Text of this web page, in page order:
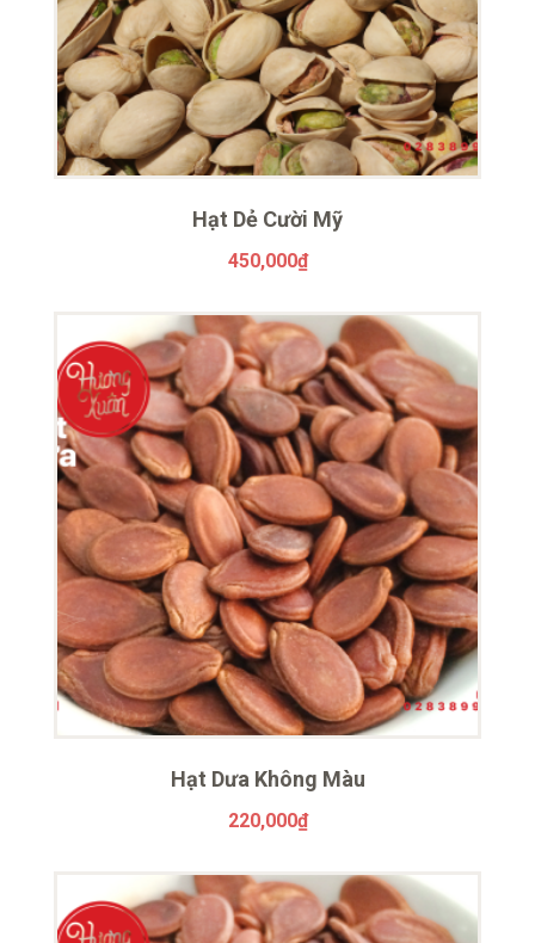
Hạt Dẻ Cười Mỹ
450,000₫
Hạt Dưa Không Màu
220,000₫